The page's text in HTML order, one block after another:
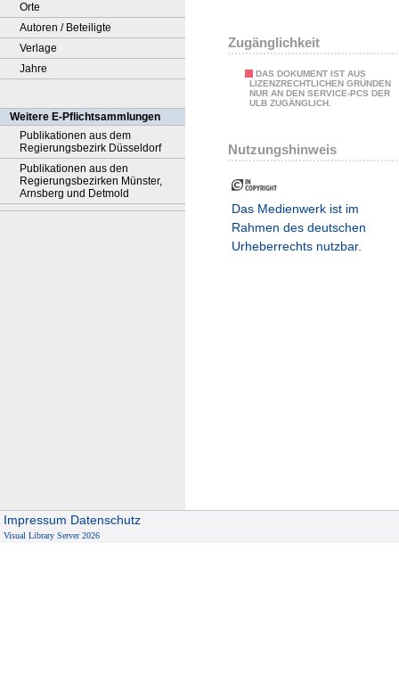
Orte
Autoren / Beteiligte
Verlage
Jahre
Weitere E-Pflichtsammlungen
Publikationen aus dem
Regierungsbezirk Düsseldorf
Publikationen aus den
Regierungsbezirken Münster,
Arnsberg und Detmold
Zugänglichkeit
DAS DOKUMENT IST AUS
LIZENZRECHTLICHEN GRÜNDEN
NUR AN DEN SERVICE-PCS DER
ULB ZUGÄNGLICH.
Nutzungshinweis
Das Medienwerk ist im
Rahmen des deutschen
Urheberrechts nutzbar.
Impressum Datenschutz
Visual Library Server 2026